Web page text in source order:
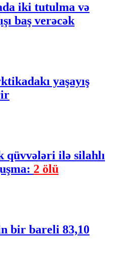
iki tutulma və
baş verəcək
yaşayış
qüvvələri ilə silahlı
2 ölü
bir bareli 83,10